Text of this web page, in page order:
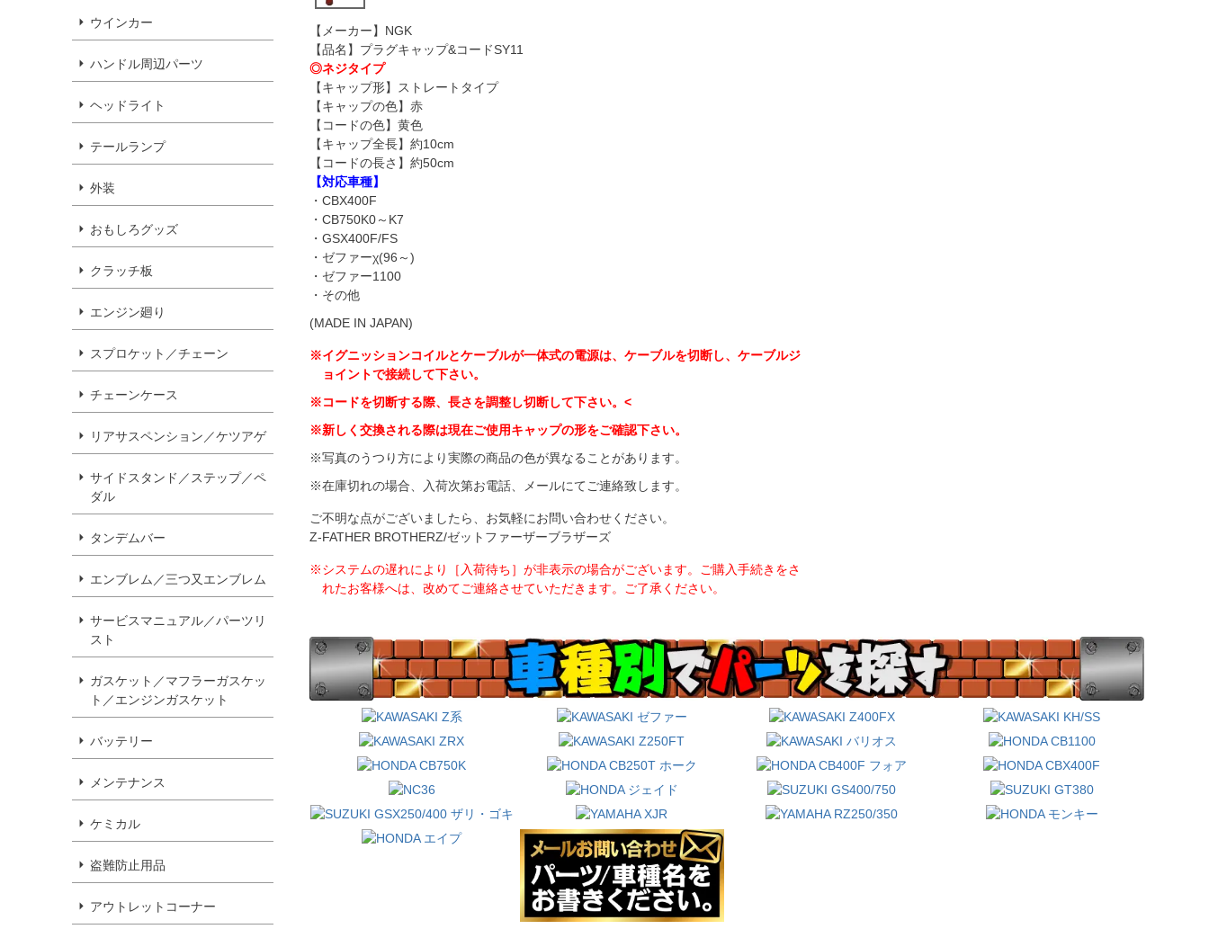
ウインカー
ハンドル周辺パーツ
ヘッドライト
テールランプ
外装
おもしろグッズ
クラッチ板
エンジン廻り
スプロケット／チェーン
チェーンケース
リアサスペンション／ケツアゲ
サイドスタンド／ステップ／ペ
ダル
タンデムバー
エンブレム／三つ又エンブレム
サービスマニュアル／パーツリ
スト
ガスケット／マフラーガスケッ
ト／エンジンガスケット
バッテリー
メンテナンス
ケミカル
盗難防止用品
アウトレットコーナー
【メーカー】NGK
【品名】プラグキャップ&コードSY11
◎ネジタイプ
【キャップ形】ストレートタイプ
【キャップの色】赤
【コードの色】黄色
【キャップ全長】約10cm
【コードの長さ】約50cm
【対応車種】
・CBX400F
・CB750K0～K7
・GSX400F/FS
・ゼファーχ(96～)
・ゼファー1100
・その他
(MADE IN JAPAN)
※イグニッションコイルとケーブルが一体式の電源は、ケーブルを切断し、ケーブルジ
ョイントで接続して下さい。
※コードを切断する際、長さを調整し切断して下さい。<
※新しく交換される際は現在ご使用キャップの形をご確認下さい。
※写真のうつり方により実際の商品の色が異なることがあります。
※在庫切れの場合、入荷次第お電話、メールにてご連絡致します。
ご不明な点がございましたら、お気軽にお問い合わせください。
Z-FATHER BROTHERZ/ゼットファーザーブラザーズ
※システムの遅れにより［入荷待ち］が非表示の場合がございます。ご購入手続きをさ
れたお客様へは、改めてご連絡させていただきます。ご了承ください。